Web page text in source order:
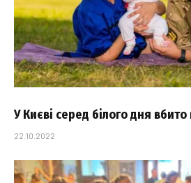
У Києві серед білого дня вбито
22.10.2022